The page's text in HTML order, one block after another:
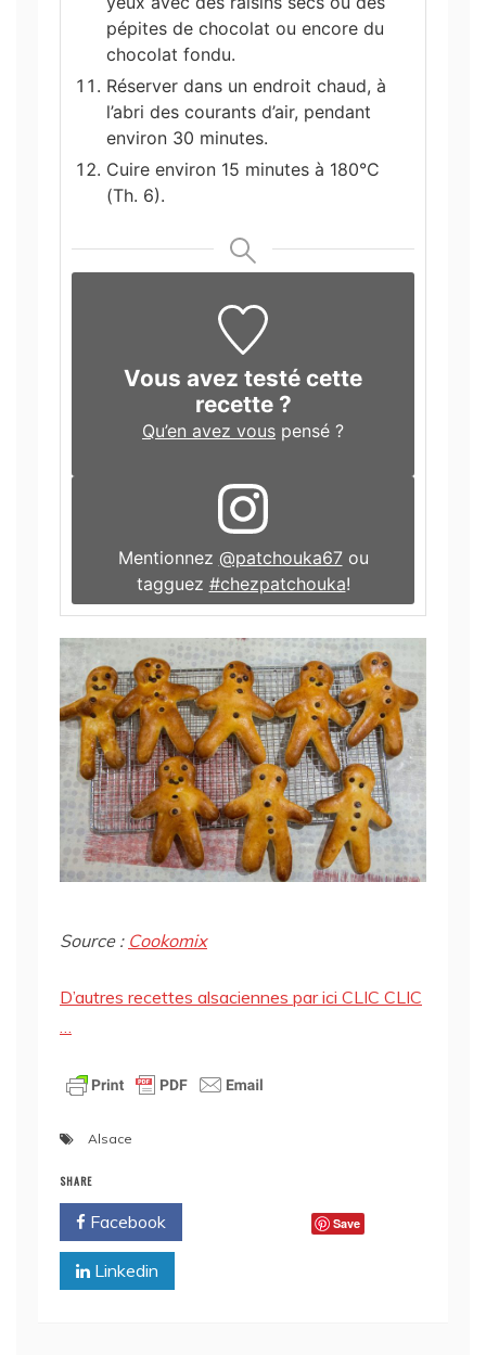
pépites de chocolat ou encore du
chocolat fondu.
Réserver dans un endroit chaud, à
l’abri des courants d’air, pendant
environ 30 minutes.
Cuire environ 15 minutes à 180°C
(Th. 6).
Vous avez testé cette
recette ?
Qu’en avez vous pensé ?
Mentionnez @patchouka67ou
tagguez #chezpatchouka!
Source : Cookomix
D’autres recettes alsaciennes par ici CLIC CLIC
Alsace
SHARE
Facebook Save
Linkedin